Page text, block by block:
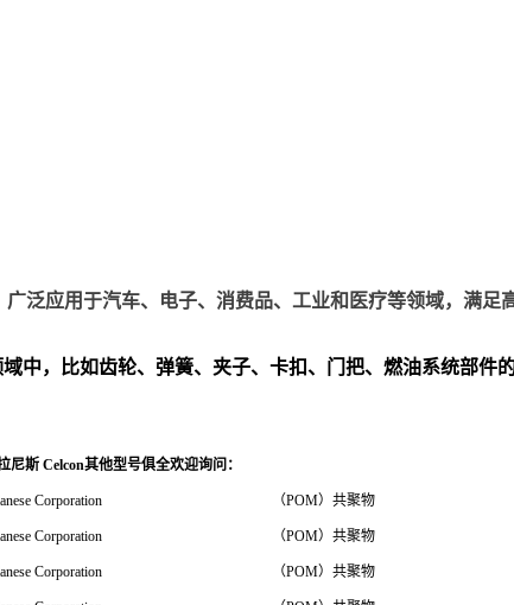
泛应用于汽车、电子、消费品、工业和医疗等领域，满足
中，比如齿轮、弹簧、夹子、卡扣、门把、 燃油系统部件
尼斯 Celcon其他型号俱全欢迎询问 ：
Corporation
（POM）共聚物
Corporation
（POM）共聚物
Corporation
（POM）共聚物